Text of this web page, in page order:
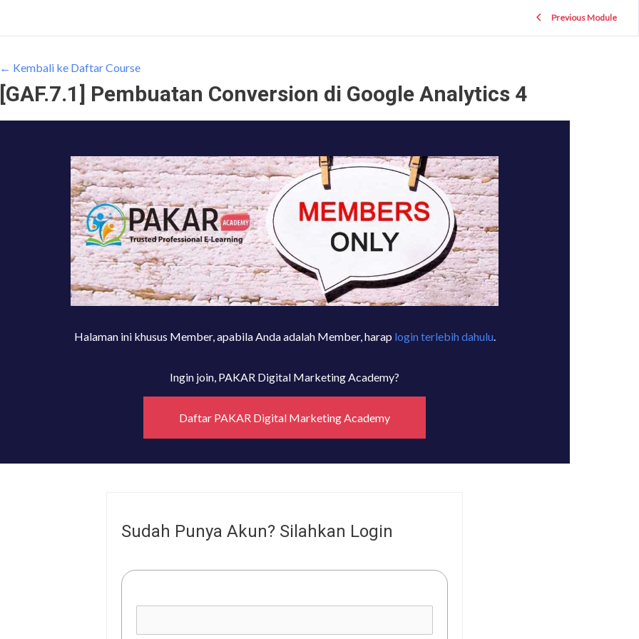
Previous Module
← Kembali ke Daftar Course
[GAF.7.1] Pembuatan Conversion di Google Analytics 4
Halaman ini khusus Member, apabila Anda adalah Member, harap login terlebih dahulu.
Ingin join, PAKAR Digital Marketing Academy?
Daftar PAKAR Digital Marketing Academy
Sudah Punya Akun? Silahkan Login